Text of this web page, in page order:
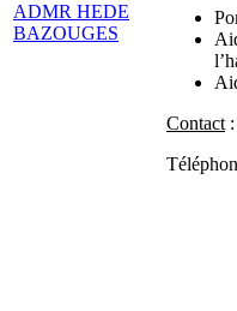
ADMR HEDE
BAZOUGES
Contact: